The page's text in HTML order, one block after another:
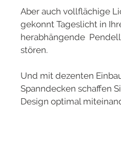
Aber auch vollflächige
gekonnt Tageslicht in
herabhängende
stören.
Und mit dezenten
Spanndecken schaffen
Design optimal